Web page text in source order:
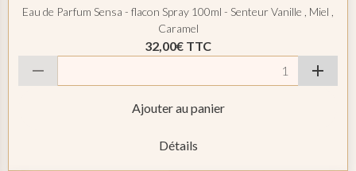
Eau de Parfum Sensa - flacon Spray 100ml - Senteur Vanille , Miel ,
Caramel
32,00€ TTC
Ajouter au panier
Détails